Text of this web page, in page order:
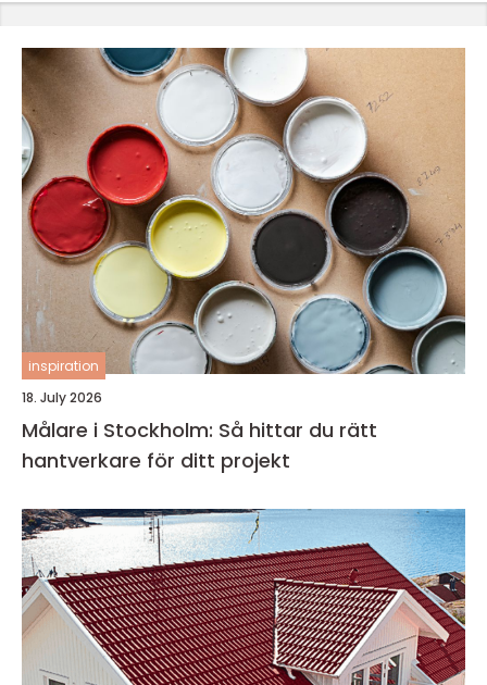
inspiration
18. July 2026
Målare i Stockholm: Så hittar du rätt
hantverkare för ditt projekt